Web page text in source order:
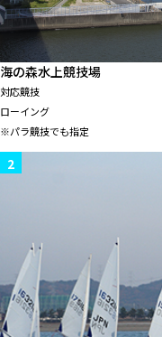
海の森水上競技場
対応競技
ローイング
※パラ競技でも指定
2